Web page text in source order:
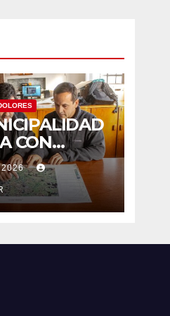
CON
EL
HÍDRICO
2026